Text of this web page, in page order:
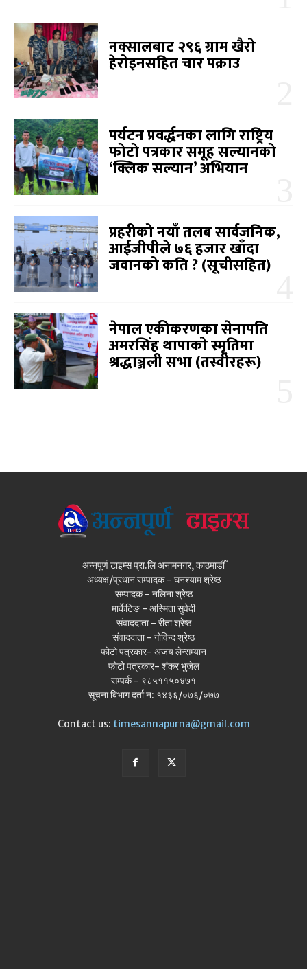
नक्सालबाट २९६ ग्राम खैरो
हेरोइनसहित चार पक्राउ
पर्यटन प्रवर्द्धनका लागि राष्ट्रिय
फोटो पत्रकार समूह सल्यानको
‘क्लिक सल्यान’ अभियान
प्रहरीको नयाँ तलब सार्वजनिक,
आईजीपीले ७६ हजार खाँदा
जवानको कति ? (सूचीसहित)
नेपाल एकीकरणका सेनापति
अमरसिंह थापाको स्मृतिमा
श्रद्धाञ्जली सभा (तस्वीरहरू)
अन्नपूर्ण टाइम्स प्रा.लि अनामनगर, काठमाडौँ
अध्यक्ष/प्रधान सम्पादक - घनश्याम श्रेष्ठ
सम्पादक - नलिना श्रेष्ठ
मार्केटिङ - अस्मिता सुवेदी
संवाददाता - रीता श्रेष्ठ
संवाददाता - गोविन्द श्रेष्ठ
फोटो पत्रकार- अजय लेन्सम्यान
फोटो पत्रकार- शंकर भुजेल
सम्पर्क - ९८५११५०४७१
सूचना बिभाग दर्ता न: १४३६/०७६/०७७
Contact us: timesannapurna@gmail.com